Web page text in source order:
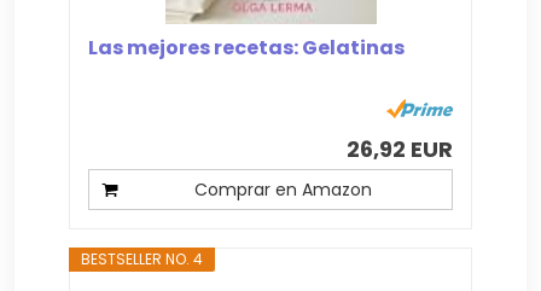
Las mejores recetas: Gelatinas
26,92 EUR
Comprar en Amazon
BESTSELLER NO. 4